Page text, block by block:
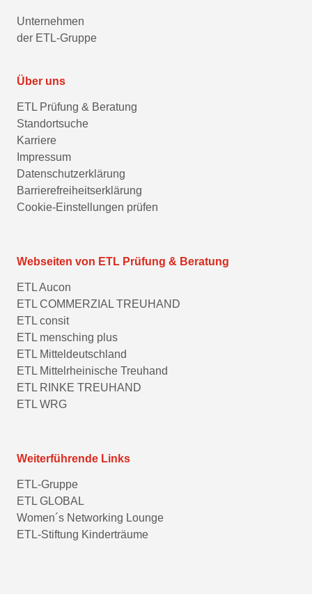
Unternehmen
der ETL-Gruppe
Über uns
ETL Prüfung & Beratung
Standortsuche
Karriere
Impressum
Datenschutzerklärung
Barrierefreiheitserklärung
Cookie-Einstellungen prüfen
Webseiten von ETL Prüfung & Beratung
ETL Aucon
ETL COMMERZIAL TREUHAND
ETL consit
ETL mensching plus
ETL Mitteldeutschland
ETL Mittelrheinische Treuhand
ETL RINKE TREUHAND
ETL WRG
Weiterführende Links
ETL-Gruppe
ETL GLOBAL
Women´s Networking Lounge
ETL-Stiftung Kinderträume